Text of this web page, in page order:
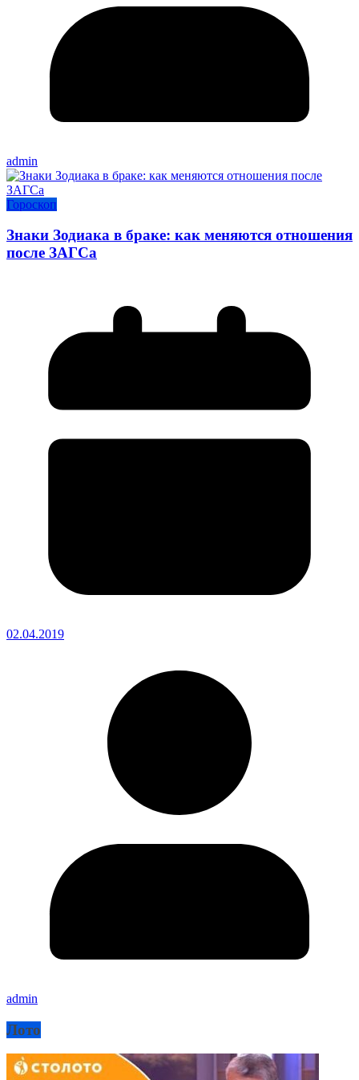
admin
Гороскоп
Знаки Зодиака в браке: как меняются отношения
после ЗАГСа
02.04.2019
admin
Лото